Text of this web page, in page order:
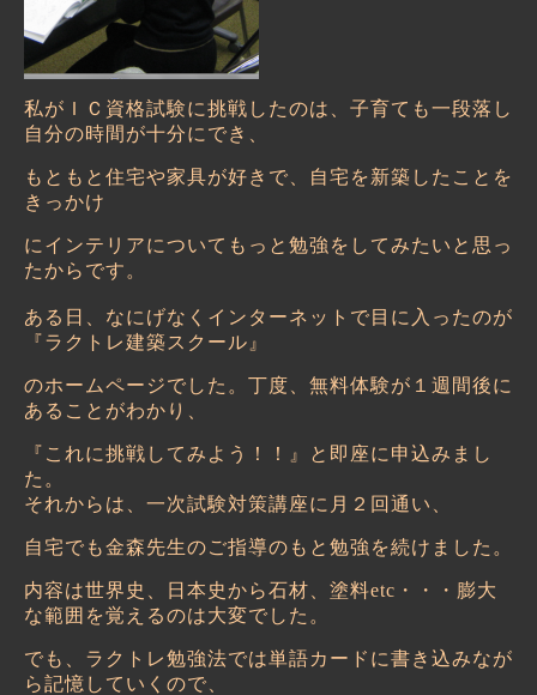
私がＩＣ資格試験に挑戦したのは、子育ても一段落し
自分の時間が十分にでき、
もともと住宅や家具が好きで、自宅を新築したことを
きっかけ
にインテリアについてもっと勉強をしてみたいと思っ
たからです。
ある日、なにげなくインターネットで目に入ったのが
『ラクトレ建築スクール 』
のホームページでした。丁度、無料体験が１週間後に
あることがわかり、
『 これに挑戦してみよう！！ 』
と即座に申込みまし
た。
それからは、一次試験対策講座に月２回通い、
自宅でも金森先生のご指導のもと勉強を続けました。
内容は世界史、日本史から石材、塗料etc ・・・膨大
な範囲を覚えるのは大変でした。
でも、ラクトレ勉強法では単語カードに書き込みなが
ら記憶していくので、